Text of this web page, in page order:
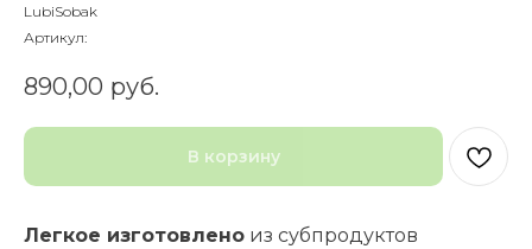
LubiSobak
Артикул:
890,00 руб.
В корзину
Легкое изготовлено из субпродуктов